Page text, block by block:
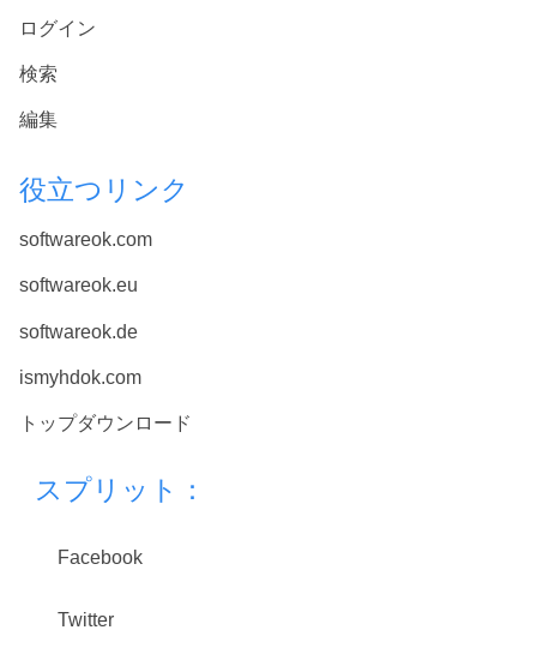
ログイン
検索
編集
役立つリンク
softwareok.com
softwareok.eu
softwareok.de
ismyhdok.com
トップダウンロード
スプリット：
Facebook
Twitter